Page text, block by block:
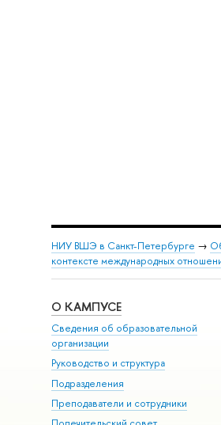
НИУ ВШЭ в Санкт-Петербурге →
контексте международных
О КАМПУСЕ
Сведения об образовательной
организации
Руководство и структура
Подразделения
Преподаватели и сотрудники